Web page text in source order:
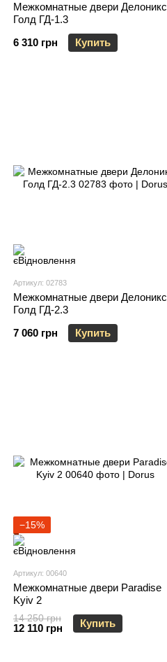
Межкомнатные двери Делоникс
Голд ГД-1.3
6 310 грн
Купить
Артикул: 02783
Межкомнатные двери Делоникс
Голд ГД-2.3
7 060 грн
Купить
−15%
Артикул: 00640
Межкомнатные двери Paradise
Kyiv 2
14 250 грн
12 110 грн Купить